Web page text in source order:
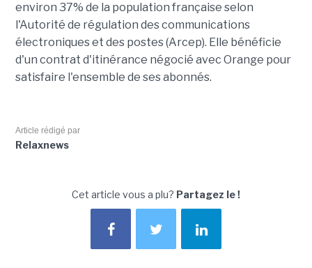
environ 37% de la population française selon
l'Autorité de régulation des communications
électroniques et des postes (Arcep). Elle bénéficie
d'un contrat d'itinérance négocié avec Orange pour
satisfaire l'ensemble de ses abonnés.
Article rédigé par
Relaxnews
Cet article vous a plu? Partagez le !